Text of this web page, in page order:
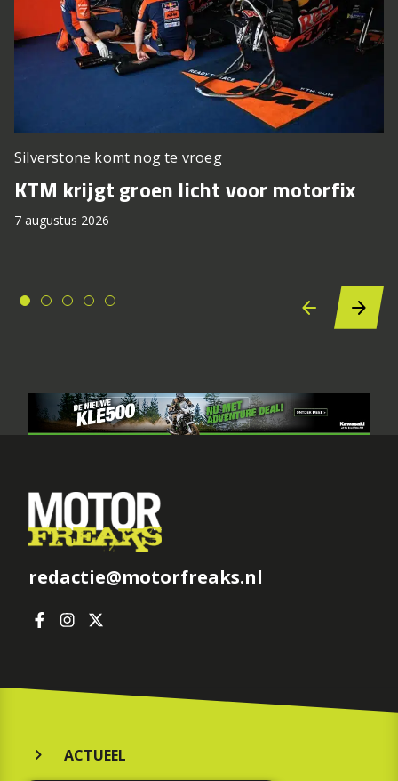
Silverstone komt nog te vroeg
KTM krijgt groen licht voor motorfix
7 augustus 2026
redactie@motorfreaks.nl
ACTUEEL